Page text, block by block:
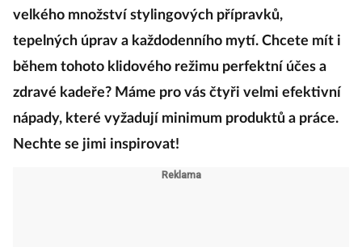
velkého množství stylingových přípravků,
tepelných úprav a každodenního mytí. Chcete mít i
během tohoto klidového režimu perfektní účes a
zdravé kadeře? Máme pro vás čtyři velmi efektivní
nápady, které vyžadují minimum produktů a práce.
Nechte se jimi inspirovat!